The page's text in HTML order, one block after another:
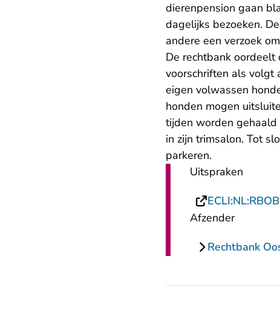
dierenpension gaan
dagelijks bezoeken.
andere een verzoek
De rechtbank
voorschriften als volgt
eigen volwassen
honden mogen
tijden worden gehaald
in zijn trimsalon. Tot
parkeren.
Uitspraken
Afzender
Rechtbank